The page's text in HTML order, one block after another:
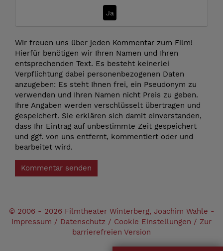
Ja
Wir freuen uns über jeden Kommentar zum Film!
Hierfür benötigen wir Ihren Namen und Ihren
entsprechenden Text. Es besteht keinerlei
Verpflichtung dabei personenbezogenen Daten
anzugeben: Es steht Ihnen frei, ein Pseudonym zu
verwenden und Ihren Namen nicht Preis zu geben.
Ihre Angaben werden verschlüsselt übertragen und
gespeichert. Sie erklären sich damit einverstanden,
dass Ihr Eintrag auf unbestimmte Zeit gespeichert
und ggf. von uns entfernt, kommentiert oder und
bearbeitet wird.
Kommentar senden
© 2006 - 2026 Filmtheater Winterberg, Joachim Wahle -
Impressum / Datenschutz / Cookie Einstellungen / Zur
barrierefreien Version